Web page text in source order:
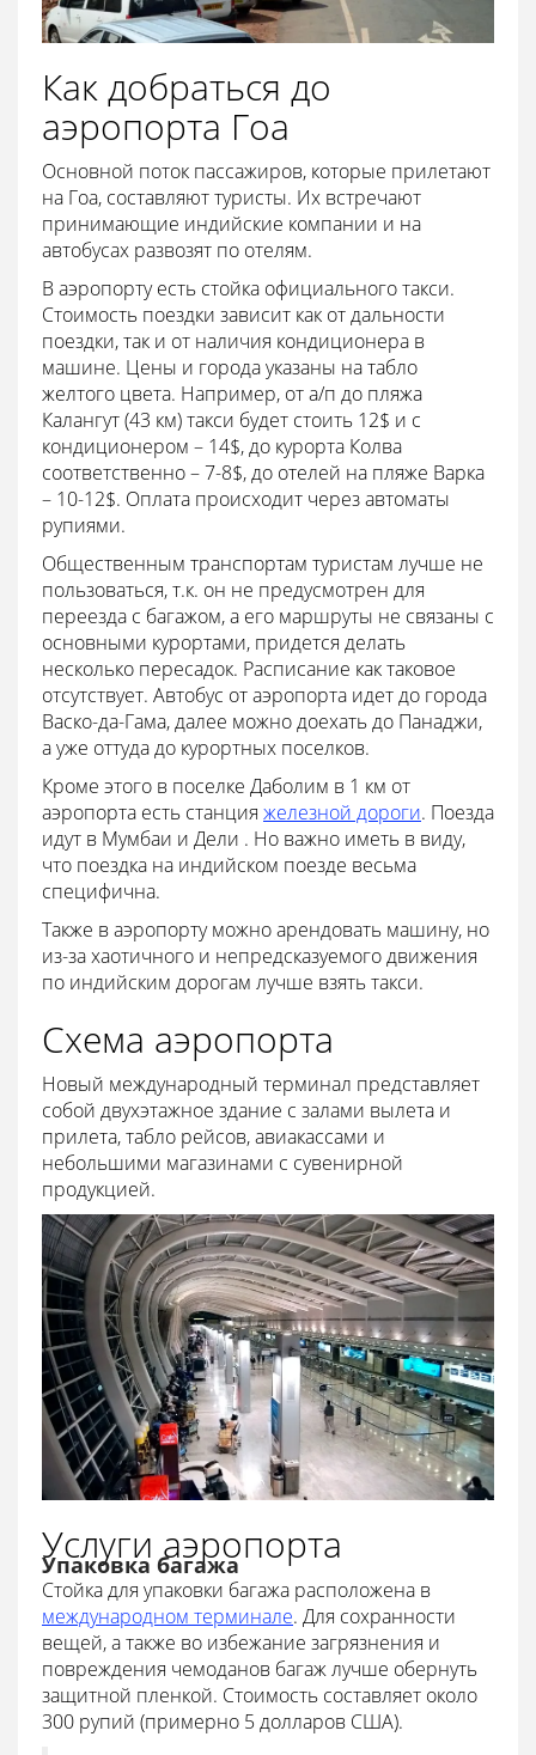
Как добраться до
аэропорта Гоа
Основной поток пассажиров, которые прилетают
на Гоа, составляют туристы. Их встречают
принимающие индийские компании и на
автобусах развозят по отелям.
В аэропорту есть стойка официального такси.
Стоимость поездки зависит как от дальности
поездки, так и от наличия кондиционера в
машине. Цены и города указаны на табло
желтого цвета. Например, от а/п до пляжа
Калангут (43 км) такси будет стоить 12$ и с
кондиционером – 14$, до курорта Колва
соответственно – 7-8$, до отелей на пляже Варка
– 10-12$. Оплата происходит через автоматы
рупиями.
Общественным транспортам туристам лучше не
пользоваться, т.к. он не предусмотрен для
переезда с багажом, а его маршруты не связаны с
основными курортами, придется делать
несколько пересадок. Расписание как таковое
отсутствует. Автобус от аэропорта идет до города
Васко-да-Гама, далее можно доехать до Панаджи,
а уже оттуда до курортных поселков.
Кроме этого в поселке Даболим в 1 км от
аэропорта есть станция железной дороги. Поезда
идут в Мумбаи и Дели . Но важно иметь в виду,
что поездка на индийском поезде весьма
специфична.
Также в аэропорту можно арендовать машину, но
из-за хаотичного и непредсказуемого движения
по индийским дорогам лучше взять такси.
Схема аэропорта
Новый международный терминал представляет
собой двухэтажное здание с залами вылета и
прилета, табло рейсов, авиакассами и
небольшими магазинами с сувенирной
продукцией.
Услуги аэропорта
Упаковка багажа
Стойка для упаковки багажа расположена в
международном терминале. Для сохранности
вещей, а также во избежание загрязнения и
повреждения чемоданов багаж лучше обернуть
защитной пленкой. Стоимость составляет около
300 рупий (примерно 5 долларов США).